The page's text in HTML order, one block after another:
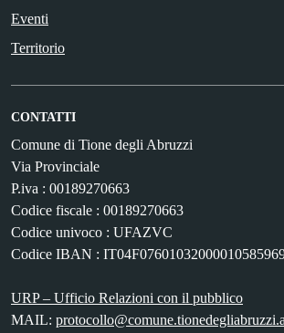
Eventi
Territorio
CONTATTI
Comune di Tione degli Abruzzi
Via Provinciale
P.iva : 00189270663
Codice fiscale : 00189270663
Codice univoco : UFAZVC
Codice IBAN :
URP – Ufficio Relazioni con il pubblico
MAIL: